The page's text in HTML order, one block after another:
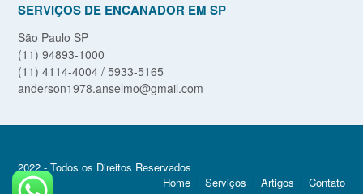
SERVIÇOS DE ENCANADOR EM SP
São Paulo SP
(11) 94893-1000
(11) 4114-4004 / 5933-5165
anderson1978.anselmo@gmail.com
2022 - Todos os Direitos Reservados
Home
Serviços Artigos Contato